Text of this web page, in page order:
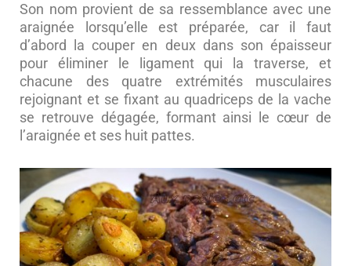
Son nom provient de sa ressemblance avec une
araignée lorsqu’elle est préparée, car il faut
d’abord la couper en deux dans son épaisseur
pour éliminer le ligament qui la traverse, et
chacune des quatre extrémités musculaires
rejoignant et se fixant au quadriceps de la vache
se retrouve dégagée, formant ainsi le cœur de
l’araignée et ses huit pattes.